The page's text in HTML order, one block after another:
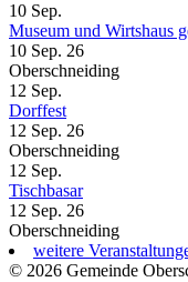
10 Sep.
Museum und Wirtshaus
10 Sep. 26
Oberschneiding
12 Sep.
Dorffest
12 Sep. 26
Oberschneiding
12 Sep.
Tischbasar
12 Sep. 26
Oberschneiding
weitere
© 2026 Gemeinde